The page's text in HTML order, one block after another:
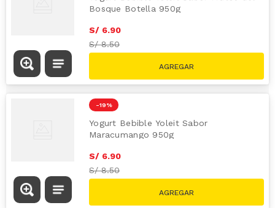
Bosque Botella 950g
S/ 6.90
S/8.50
-19 %
Yogurt Bebible Yoleit Sabor
Maracumango 950g
S/ 6.90
S/8.50